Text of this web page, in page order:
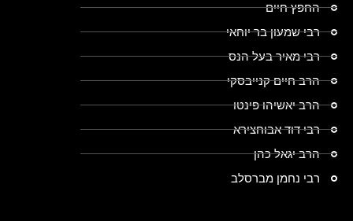
החפץ חיים
רבי שמעון בר יוחאי
רבי מאיר בעל הנס
הרב חיים קנייבסקי
הרב יאשיהו פינטו
רבי דוד אבוחצירא
הרב יגאל כהן
רבי נחמן מברסלב